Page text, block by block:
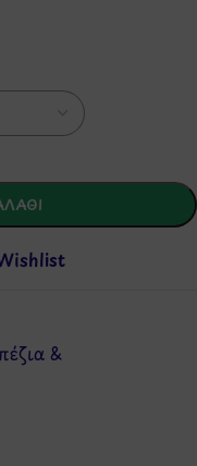
&